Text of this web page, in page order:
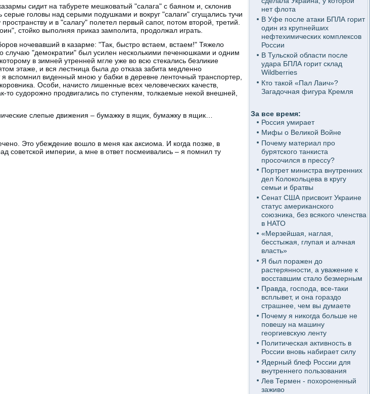
сидит на табурете мешковатый "салага" с баяном и, склонив
головы над серыми подушками и вокруг "салаги" сгущались тучи
и в "салагу" полетел первый сапог, потом второй, третий.
стойко выполняя приказ замполита, продолжал играть.
ночевавший в казарме: "Так, быстро встаем, встаем!" Тяжело
случаю "демократии" был усилен несколькими печенюшками и одним
в зимней утренней мгле уже во всю стекались безликие
этаже, и вся лестница была до отказа забита медленно
вспомнил виденный мною у бабки в деревне ленточный транспортер,
Особи, начисто лишенные всех человеческих качеств,
судорожно продвигались по ступеням, толкаемые некой внешней,
слепые движения – бумажку в ящик, бумажку в ящик…
Это убеждение вошло в меня как аксиома. И когда позже, в
советской империи, а мне в ответ посмеивались – я помнил ту
нет флота
В Уфе после атаки БПЛА горит
один из крупнейших
нефтехимических комплексов
России
В Тульской области после
удара БПЛА горит склад
Wildberries
Кто такой «Пал Лаич»?
Загадочная фигура Кремля
За все время:
Россия умирает
Мифы о Великой Войне
Почему материал про
бурятского танкиста
просочился в прессу?
Портрет министра внутренних
дел Колокольцева в кругу
семьи и братвы
Сенат США присвоит Украине
статус американского
союзника, без всякого членства
в НАТО
«Мерзейшая, наглая,
бесстыжая, глупая и алчная
власть»
Я был поражен до
растерянности, а уважение к
восставшим стало безмерным
Правда, господа, все-таки
всплывет, и она гораздо
страшнее, чем вы думаете
Почему я никогда больше не
повешу на машину
георгиевскую ленту
Политическая активность в
России вновь набирает силу
Ядерный блеф России для
внутреннего пользования
Лев Термен - похороненный
заживо